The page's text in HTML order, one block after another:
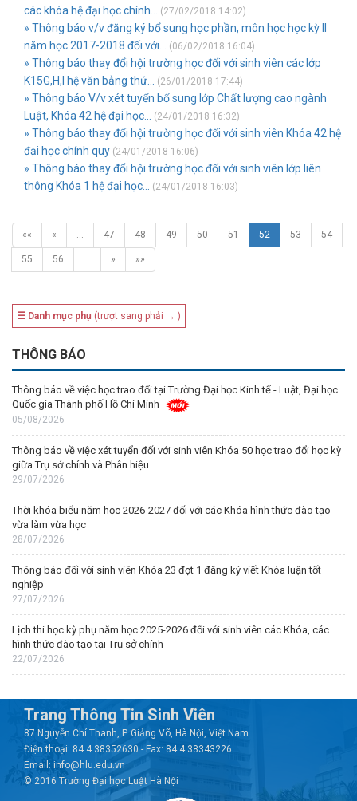
các khóa hệ đại học chính...
(27/02/2018 14:02)
» Thông báo v/v đăng ký bổ sung học phần, môn học học kỳ II
năm học 2017-2018 đối với...
(06/02/2018 16:04)
» Thông báo thay đổi hội trường học đối với sinh viên các lớp
K15G,H,I hệ văn bằng thứ...
(26/01/2018 17:44)
» Thông báo V/v xét tuyển bổ sung lớp Chất lượng cao ngành
Luật, Khóa 42 hệ đại học...
(24/01/2018 16:32)
» Thông báo thay đổi hội trường học đối với sinh viên Khóa 42 hệ
đại học chính quy (24/01/2018 16:06)
» Thông báo thay đổi hội trường học đối với sinh viên lớp liên
thông Khóa 1 hệ đại học...
(24/01/2018 16:03)
«« « … 47 48 49 50 51 52 53 54
55 56 … » »»
☰ Danh mục phụ (trượt sang phải → )
THÔNG BÁO
Thông báo về việc học trao đổi tại Trường Đại học Kinh tế - Luật, Đại học
Quốc gia Thành phố Hồ Chí Minh
05/08/2026
Thông báo về việc xét tuyển đối với sinh viên Khóa 50 học trao đổi học kỳ
giữa Trụ sở chính và Phân hiệu
29/07/2026
Thời khóa biểu năm học 2026-2027 đối với các Khóa hình thức đào tạo
vừa làm vừa học
28/07/2026
Thông báo đối với sinh viên Khóa 23 đợt 1 đăng ký viết Khóa luận tốt
nghiệp
27/07/2026
Lịch thi học kỳ phụ năm học 2025-2026 đối với sinh viên các Khóa, các
hình thức đào tạo tại Trụ sở chính
22/07/2026
Trang Thông Tin Sinh Viên
87 Nguyễn Chí Thanh, P. Giảng Võ, Hà Nội, Việt Nam
Điện thoại: 84.4.38352630 - Fax: 84.4.38343226
Email: info@hlu.edu.vn
© 2016 Trường Đại học Luật Hà Nội